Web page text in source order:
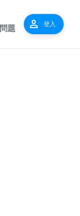
題 person 登入